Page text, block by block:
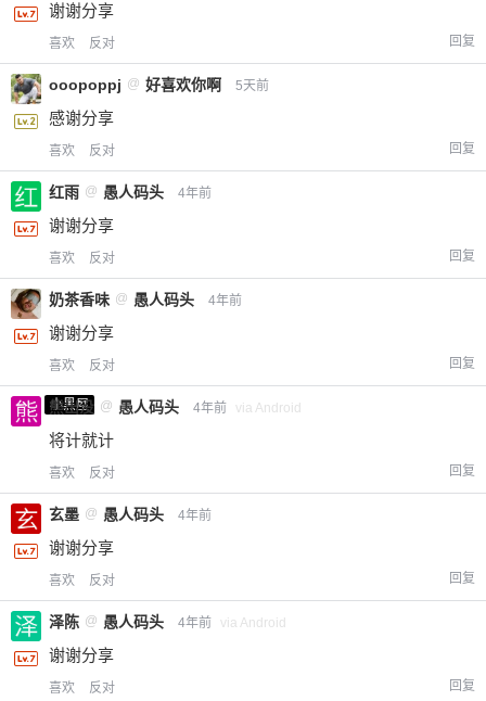
谢谢分享
喜欢 反对 回复
ooopoppj @ 好喜欢你啊 5天前
感谢分享
喜欢 反对 回复
红雨 @ 愚人码头 4年前
谢谢分享
喜欢 反对 回复
奶茶香味 @ 愚人码头 4年前
谢谢分享
喜欢 反对 回复
小黑屋
熊出没 @ 愚人码头 4年前 via Android
将计就计
喜欢 反对 回复
玄墨 @ 愚人码头 4年前
谢谢分享
喜欢 反对 回复
泽陈 @ 愚人码头 4年前 via Android
谢谢分享
喜欢 反对 回复